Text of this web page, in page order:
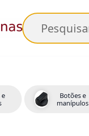
Pesquisar
e
Botões e
manípulos